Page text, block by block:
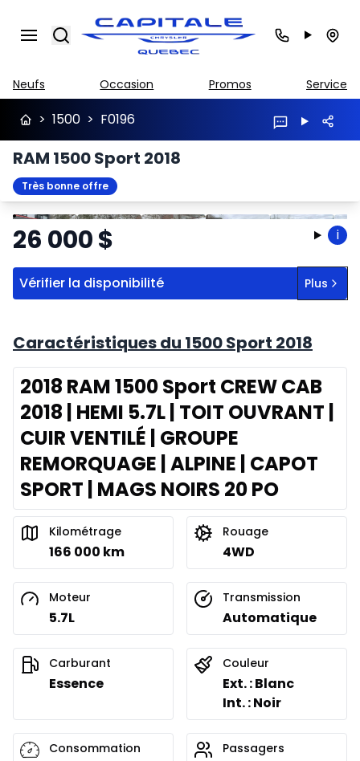
Search
Neufs Occasion Promos Service
> 1500 > F0196
RAM 1500 Sport 2018
Très bonne offre
ArrêterPrécédent
Suivant
26 000$ i
Vérifier la disponibilité Plus
Caractéristiques du 1500 Sport 2018
2018 RAM 1500 Sport CREW CAB
2018 | HEMI 5.7L | TOIT OUVRANT |
CUIR VENTILÉ | GROUPE
REMORQUAGE | ALPINE | CAPOT
SPORT | MAGS NOIRS 20 PO
Kilométrage
166 000 km
Rouage
4WD
Moteur
5.7L
Transmission
Automatique
Carburant
Essence
Couleur
Ext. : Blanc
Int. : Noir
Consommation Passagers